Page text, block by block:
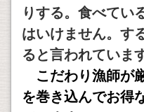
りする。 食べてい
はいけません。す
ると言われていま
こだわり漁師が
を巻き込んでお得